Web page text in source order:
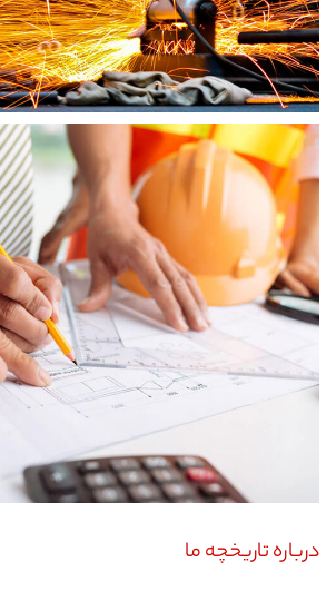
درباره تاریخچه ما